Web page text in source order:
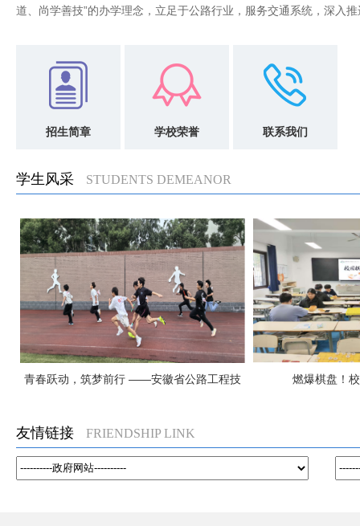
道、尚学善技”的办学理念，立足于公路行业，服务交通系统，深入推
招生简章 学校荣誉 联系我们
学生风采 STUDENTS DEMEANOR
青春跃动，筑梦前行 ——安徽省公路工程技 燃爆棋盘！
友情链接 FRIENDSHIP LINK